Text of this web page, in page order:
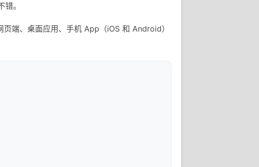
。
端、桌面应用、手机 App（iOS 和 Android）